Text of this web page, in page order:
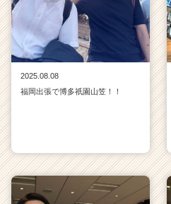
2025.08.08
福岡出張で博多祇園山笠！！